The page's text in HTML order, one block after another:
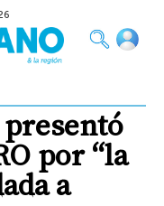
por “la
a